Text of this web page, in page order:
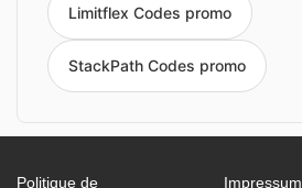
Limitflex Codes promo
StackPath Codes promo
Politique de Impressum